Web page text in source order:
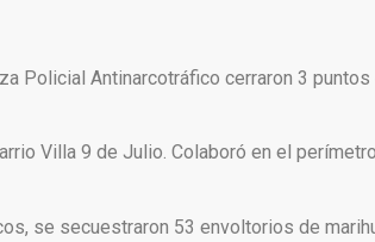
Policial Antinarcotráfico cerraron 3 puntos
Villa 9 de Julio. Colaboró en el
se secuestraron 53 envoltorios de